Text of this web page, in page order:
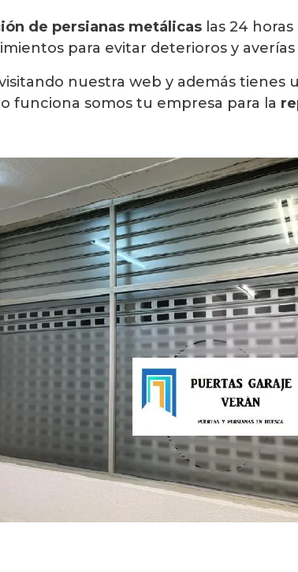
de persianas metálicas las 24
para evitar deterioros y averías
visitando nuestra web y además
funciona somos tu empresa para la